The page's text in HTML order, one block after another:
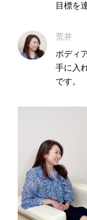
目標を
荒井
ボディ
手に入
です。